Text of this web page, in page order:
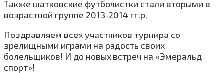
Также шатковские футболистки стали вторыми в
возрастной группе 2013-2014 гг.р.
Поздравляем всех участников турнира со
зрелищными играми на радость своих
болельщиков! И до новых встреч на «Эмеральд
спорт»!